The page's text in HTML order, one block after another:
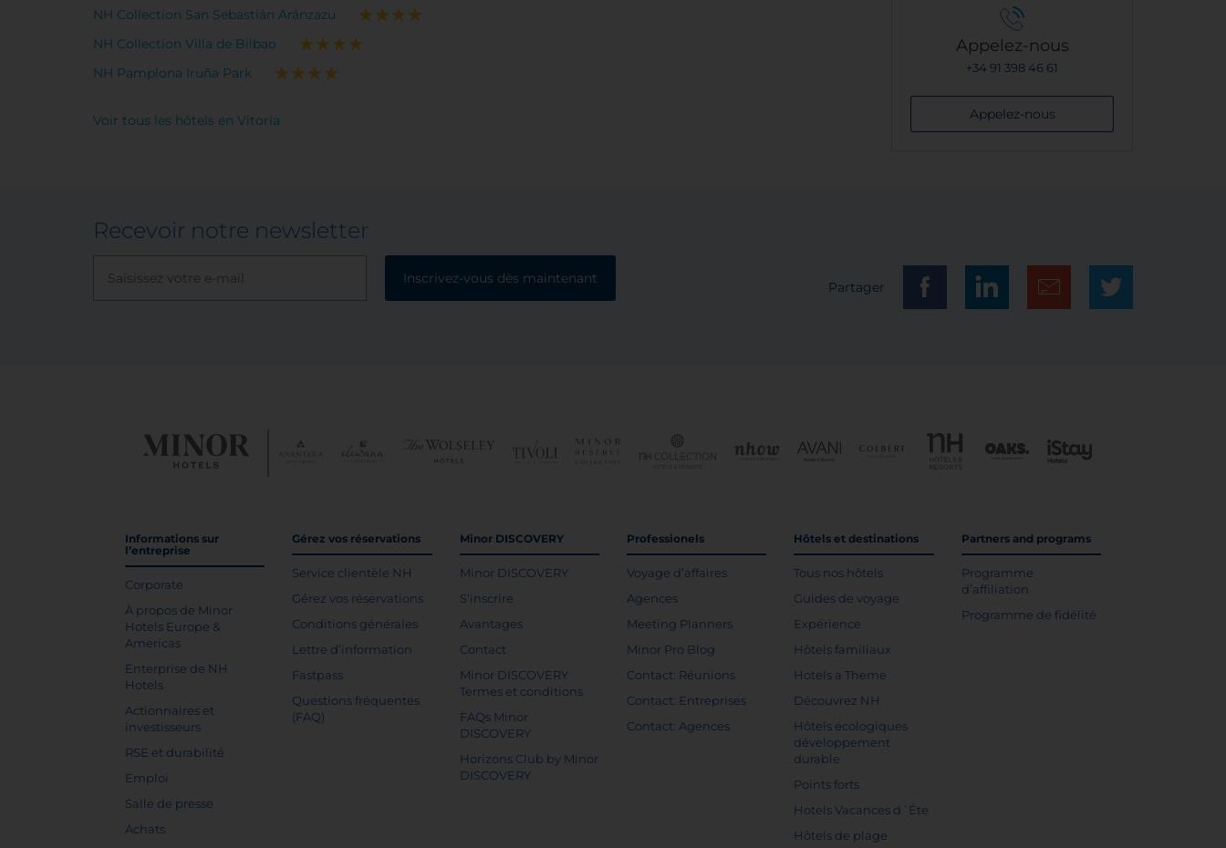
NH Collection San Sebastián Aránzazu
NH Collection Villa de Bilbao
NH Pamplona Iruña Park
Voir tous les hôtels en Vitoria
Appelez-nous
+34 91 398 46 61
Appelez-nous
Recevoir notre newsletter
Inscrivez-vous dès maintenant
Partager
Informations sur
l’entreprise
Corporate
À propos de Minor
Hotels Europe &
Americas
Enterprise de NH
Hotels
Actionnaires et
investisseurs
RSE et durabilité
Emploi
Salle de presse
Achats
Gérez vos réservations
Service clientèle NH
Gérez vos réservations
Conditions générales
Lettre d’information
Fastpass
Questions fréquentes
(FAQ)
Minor DISCOVERY
Minor DISCOVERY
S'inscrire
Avantages
Contact
Minor DISCOVERY
Termes et conditions
FAQs Minor
DISCOVERY
Horizons Club by Minor
DISCOVERY
Professionels
Voyage d’affaires
Agences
Meeting Planners
Minor Pro Blog
Contact: Réunions
Contact: Entreprises
Contact: Agences
Hôtels et destinations
Tous nos hôtels
Guides de voyage
Expérience
Hôtels familiaux
Hotels a Theme
Découvrez NH
Hôtels écologiques
développement
durable
Points forts
Hotels Vacances d´Éte
Hôtels de plage
Partners and programs
Programme
d’affiliation
Programme de fidélité